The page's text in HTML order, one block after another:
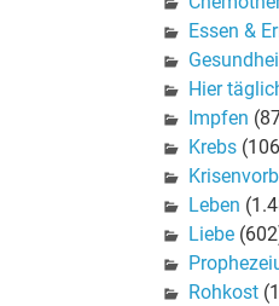
Essen &
Hier
Impfen
Krebs
Leben
Liebe
Rohkost